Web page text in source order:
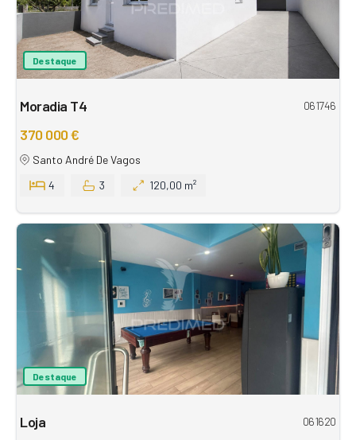
Destaque
Moradia T4 061746
370 000 €
Santo André De Vagos
4
3 120,00 m²
Destaque
Loja 061620